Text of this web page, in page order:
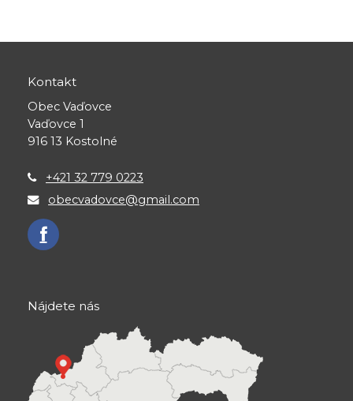
Kontakt
Obec Vaďovce
Vaďovce 1
916 13 Kostolné
+421 32 779 0223
obecvadovce@gmail.com
Nájdete nás